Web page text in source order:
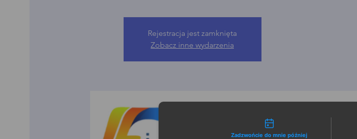
Rejestracja jest zamknięta
Zobacz inne wydarzenia
Możliwości kontaktu
Zadzwońcie do mnie później